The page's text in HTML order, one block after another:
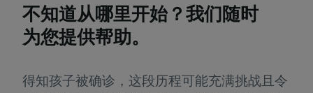
不知道从哪里开始？我们随时
为您提供帮助。
得知孩子被确诊，这段历程可能充满挑战且令